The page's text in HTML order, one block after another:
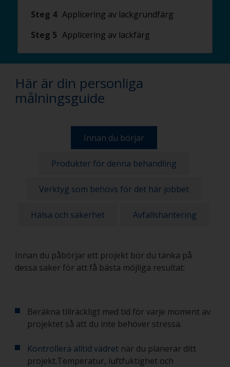
Steg 4 Applicering av lackgrundfärg
Steg 5 Applicering av lackfärg
Här är din personliga
målningsguide
Innan du börjar
Produkter för denna behandling
Verktyg som behövs för det här jobbet
Hälsa och säkerhet Avfallshantering
Innan du påbörjar ett projekt bör du tänka på
dessa saker för att få bästa möjliga resultat:
Beräkna tillräckligt med tid för varje moment av
projektet så att du inte behöver stressa.
Kontrollera alltid vädret när du planerar ditt
projekt.Temperatur, luftfuktighet och